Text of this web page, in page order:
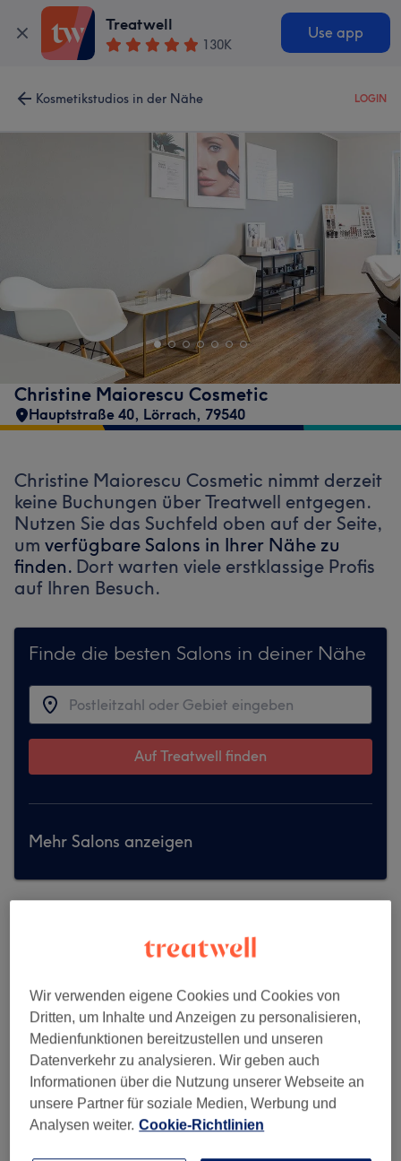
Treatwell
130K
Use app
Kosmetikstudios in der Nähe LOGIN
Christine Maiorescu Cosmetic
Hauptstraße 40, Lörrach, 79540
Christine Maiorescu Cosmetic nimmt derzeit
keine Buchungen über Treatwell entgegen.
Nutzen Sie das Suchfeld oben auf der Seite,
um verfügbare Salons in Ihrer Nähe zu
finden. Dort warten viele erstklassige Profis
auf Ihren Besuch.
Finde die besten Salons in deiner Nähe
Auf Treatwell finden
Mehr Salons anzeigen
Wir verwenden eigene Cookies und Cookies von
Dritten, um Inhalte und Anzeigen zu personalisieren,
Medienfunktionen bereitzustellen und unseren
Datenverkehr zu analysieren. Wir geben auch
Informationen über die Nutzung unserer Webseite an
unsere Partner für soziale Medien, Werbung und
Analysen weiter. Cookie-Richtlinien